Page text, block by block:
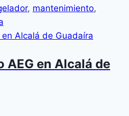
, mantenimiento,
AEG en Alcalá de